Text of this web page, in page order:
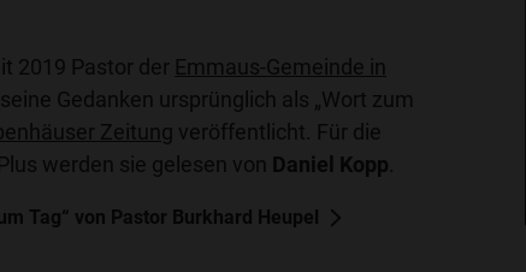
2019 Pastor der Emmaus-Gemeinde in
Gedanken ursprünglich als „Wort zum
Zeitung veröffentlicht. Für die
werden sie gelesen von Daniel Kopp
Tag“ von Pastor Burkhard Heupel